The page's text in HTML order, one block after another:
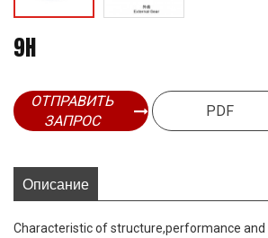
9H
ОТПРАВИТЬ
ЗАПРОС
PDF
Описание
Characteristic of structure,performance and